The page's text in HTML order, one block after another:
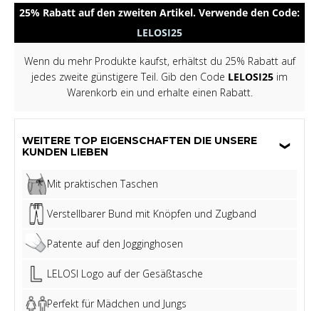
25% Rabatt auf den zweiten Artikel. Verwende den Code:
LELOSI25
Wenn du mehr Produkte kaufst, erhältst du 25% Rabatt auf
jedes zweite günstigere Teil. Gib den Code LELOSI25 im
Warenkorb ein und erhalte einen Rabatt.
WEITERE TOP EIGENSCHAFTEN DIE UNSERE
KUNDEN LIEBEN
Mit praktischen Taschen
Verstellbarer Bund mit Knöpfen und Zugband
Patente auf den Jogginghosen
LELOSI Logo auf der Gesäßtasche
Perfekt für Mädchen und Jungs